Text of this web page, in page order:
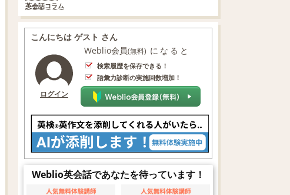
英会話コラム
こんにちは ゲスト さん
ログイン
Weblio会員(無料) になると
検索履歴を保存できる！
語彙力診断の実施回数増加！
Weblio英会話であなたを待っています！